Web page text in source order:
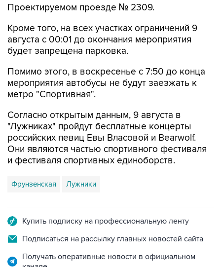
Кроме того, на всех участках ограничений 9
будет запрещена парковка.
Помимо этого, в воскресенье с 7:50 до конца
метро "Спортивная".
Согласно открытым данным, 9 августа в
российских певиц Евы Власовой и Bearwolf.
Они являются частью спортивного фестиваля
и фестиваля спортивных единоборств.
Фрунзенская Лужники
Подписаться на рассылку главных новостей сайта
Получать оперативные новости в официальном